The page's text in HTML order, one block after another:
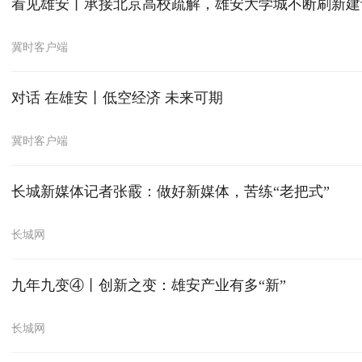
看见雄安丨承接北京高校疏解，雄安大学城不断刷新建
冀时客户端
对话 在雄安丨低空经济 未来可期
冀时客户端
长城新媒体记者张霰：做好新媒体，苦练“老把式”
长城网
九年九变④丨创新之变：雄安产业有多“新”
长城网